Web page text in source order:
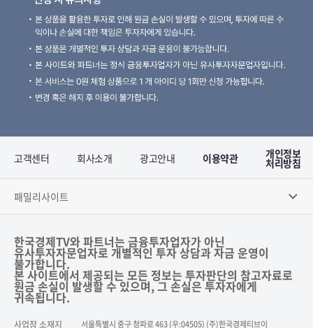
고객센터 회사소개 광고안내 이용약관 개인정보
처리방침
패밀리사이트
한국경제TV와 파트너는 금융투자업자가 아닌
유사투자자문업자로 개별적인 투자 상담과 자금 운영이
불가합니다.
본 사이트에서 제공되는 모든 정보는 투자판단의 참고자료로
원금 손실이 발생할 수 있으며, 그 손실은 투자자에게
귀속됩니다.
사업장 소재지 서울특별시 중구 청파로 463 (우:04505) (주)한국경제티브이